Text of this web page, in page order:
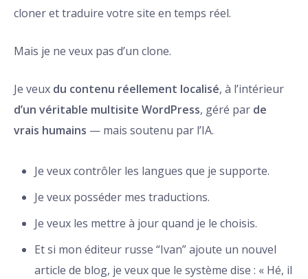
cloner et traduire votre site en temps réel.
Mais je ne veux pas d’un clone.
Je veux du contenu réellement localisé, à l’intérieur
d’un véritable multisite WordPress, géré par de
vrais humains — mais soutenu par l’IA.
Je veux contrôler les langues que je supporte.
Je veux posséder mes traductions.
Je veux les mettre à jour quand je le choisis.
Et si mon éditeur russe “Ivan” ajoute un nouvel
article de blog, je veux que le système dise : « Hé, il